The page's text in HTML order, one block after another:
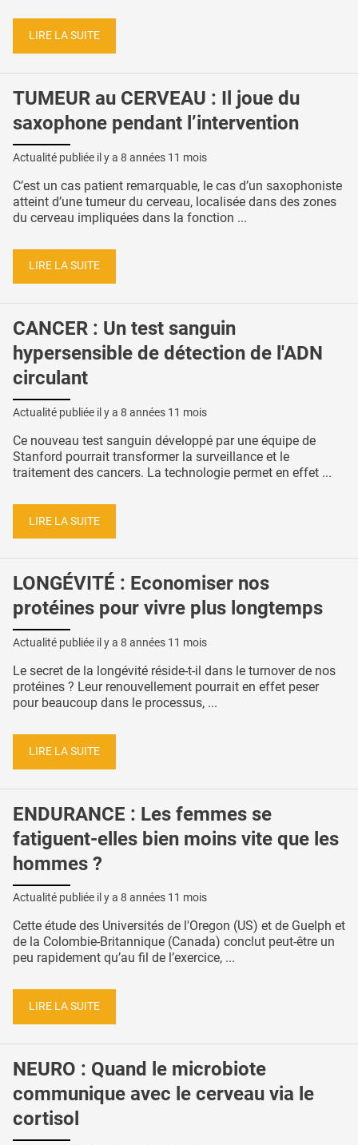
LIRE LA SUITE
TUMEUR au CERVEAU : Il joue du
saxophone pendant l’intervention
Actualité publiée il y a 8 années 11 mois
C’est un cas patient remarquable, le cas d’un saxophoniste
atteint d’une tumeur du cerveau, localisée dans des zones
du cerveau impliquées dans la fonction ...
LIRE LA SUITE
CANCER : Un test sanguin
hypersensible de détection de l'ADN
circulant
Actualité publiée il y a 8 années 11 mois
Ce nouveau test sanguin développé par une équipe de
Stanford pourrait transformer la surveillance et le
traitement des cancers. La technologie permet en effet ...
LIRE LA SUITE
LONGÉVITÉ : Economiser nos
protéines pour vivre plus longtemps
Actualité publiée il y a 8 années 11 mois
Le secret de la longévité réside-t-il dans le turnover de nos
protéines ? Leur renouvellement pourrait en effet peser
pour beaucoup dans le processus, ...
LIRE LA SUITE
ENDURANCE : Les femmes se
fatiguent-elles bien moins vite que les
hommes ?
Actualité publiée il y a 8 années 11 mois
Cette étude des Universités de l'Oregon (US) et de Guelph et
de la Colombie-Britannique (Canada) conclut peut-être un
peu rapidement qu’au fil de l’exercice, ...
LIRE LA SUITE
NEURO : Quand le microbiote
communique avec le cerveau via le
cortisol